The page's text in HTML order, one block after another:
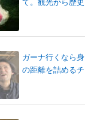
て。観光から歴
ガーナ行くなら
の距離を詰める